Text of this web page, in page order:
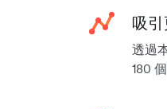
吸
透過
180